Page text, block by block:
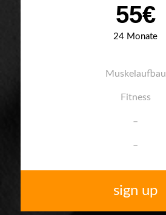
55€
24 Monate
Muskelaufbau
Fitness
–
–
sign up